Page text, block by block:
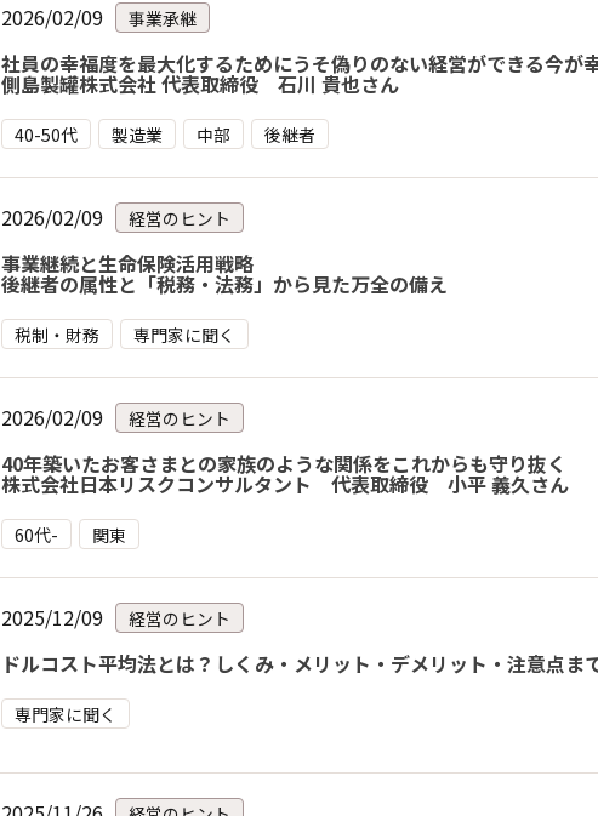
2026/02/09 事業承継
社員の幸福度を最大化するためにうそ偽りのない経営ができる今が
側島製罐株式会社 代表取締役 石川 貴也さん
40-50代 製造業 中部 後継者
2026/02/09 経営のヒント
事業継続と生命保険活用戦略
後継者の属性と「税務・法務」から見た万全の備え
税制・財務 専門家に聞く
2026/02/09 経営のヒント
40年築いたお客さまとの家族のような関係をこれからも守り抜く
株式会社日本リスクコンサルタント 代表取締役 小平 義久さん
60代- 関東
2025/12/09 経営のヒント
ドルコスト平均法とは？しくみ・メリット・デメリット・注意点ま
専門家に聞く